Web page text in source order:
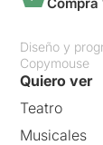
Diseño y
Copymouse
Quiero ver
Teatro
Musicales